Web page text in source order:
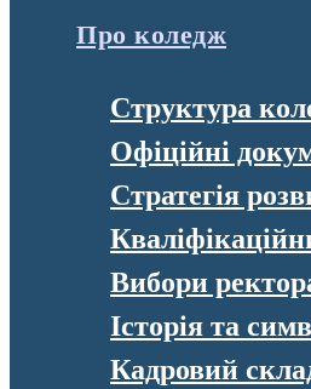
Про коледж
Структура
Офіційні
Стратегія
Вибори
Історія та
Кадровий